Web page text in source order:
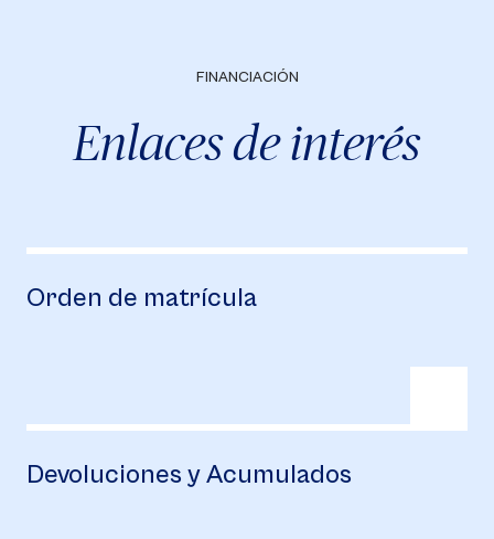
FINANCIACIÓN
Enlaces de interés
Orden de matrícula
Devoluciones y Acumulados